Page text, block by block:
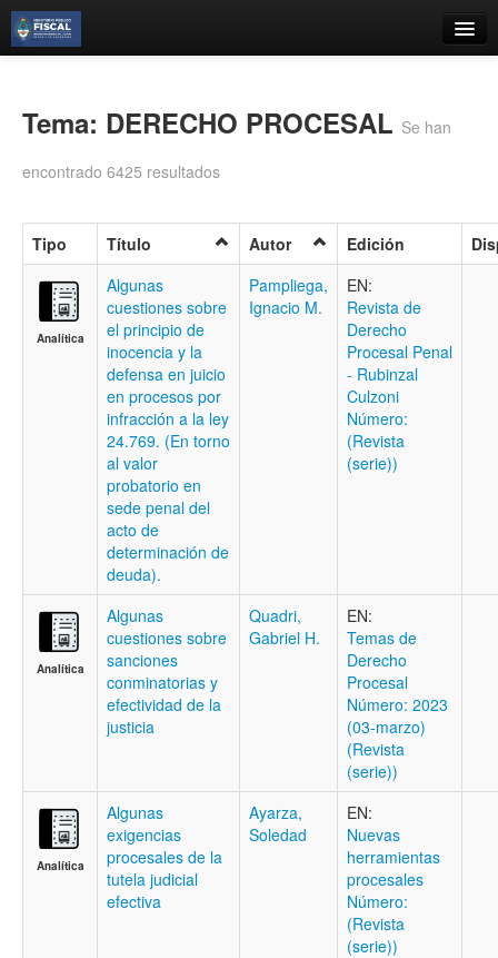
Búsqueda Avanzada
Contacto
Iniciar sesión
Tema: DERECHO PROCESAL Se han
encontrado 6425 resultados
Tipo Título Autor Edición
Analítica
Algunas
cuestiones sobre
el principio de
inocencia y la
defensa en juicio
en procesos por
infracción a la ley
24.769. (En torno
al valor
probatorio en
sede penal del
acto de
determinación de
deuda).
Pampliega,
Ignacio M.
EN:
Revista de
Derecho
Procesal Penal
- Rubinzal
Culzoni
Número:
(Revista
(serie))
Analítica
Algunas
cuestiones sobre
sanciones
conminatorias y
efectividad de la
justicia
Quadri,
Gabriel H.
EN:
Temas de
Derecho
Procesal
Número: 2023
(03-marzo)
(Revista
(serie))
Analítica
Algunas
exigencias
procesales de la
tutela judicial
efectiva
Ayarza,
Soledad
EN:
Nuevas
herramientas
procesales
Número:
(Revista
(serie))